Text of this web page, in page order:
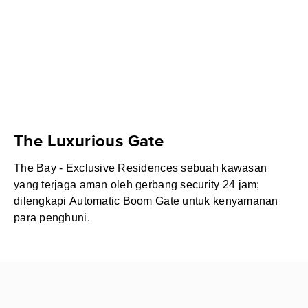
The Luxurious Gate
The Bay - Exclusive Residences sebuah kawasan
yang terjaga aman oleh gerbang security 24 jam;
dilengkapi Automatic Boom Gate untuk kenyamanan
para penghuni.